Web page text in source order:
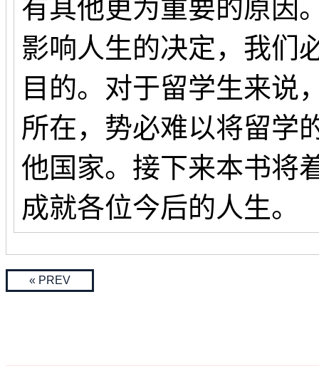
有其他更为重要的原因
影响人生的决定，我们
目的。对于留学生来说
所在，势必难以将留学
他国家。接下来本书将
成就各位今后的人生。
« PREV